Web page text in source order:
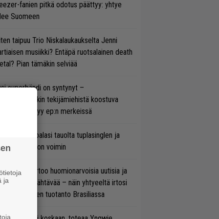
fanien pitkä odotus päättyy: yhtye
Suomeen
taipuu Trio Niskalaukaukselta Jenni
musiikki? Entäpä ruotsalainen death
Pian tämäkin selviää
superbändi on syntynyt –
tekijämiehistä koostuva
esittäytyy ep:n merkeissä
Channel palasi tauolta tuplasinglen ja
videon voimin
Park kertoo huomionarvoisia uutisia ja
uutta nähtävää – näin yhtyeeltä irtosi
aikojen tuotanto Brasiliassa
ja